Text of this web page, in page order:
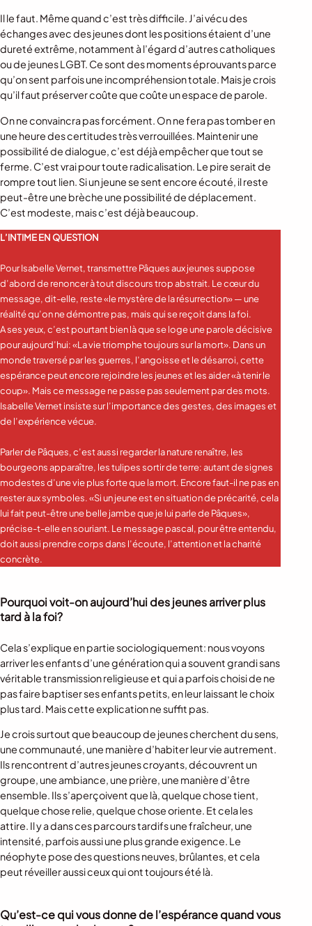
Il le faut. Même quand c’est très difficile. J’ai vécu des
échanges avec des jeunes dont les positions étaient d’une
dureté extrême, notamment à l’égard d’autres catholiques
ou de jeunes LGBT. Ce sont des moments éprouvants parce
qu’on sent parfois une incompréhension totale. Mais je crois
qu’il faut préserver coûte que coûte un espace de parole.
On ne convaincra pas forcément. On ne fera pas tomber en
une heure des certitudes très verrouillées. Maintenir une
possibilité de dialogue, c’est déjà empêcher que tout se
ferme. C’est vrai pour toute radicalisation. Le pire serait de
rompre tout lien. Si un jeune se sent encore écouté, il reste
peut-être une brèche une possibilité de déplacement.
C’est modeste, mais c’est déjà beaucoup.
L’INTIME EN QUESTION
Pour Isabelle Vernet, transmettre Pâques aux jeunes suppose
d’abord de renoncer à tout discours trop abstrait. Le cœur du
message, dit-elle, reste «le mystère de la résurrection» — une
réalité qu’on ne démontre pas, mais qui se reçoit dans la foi.
A ses yeux, c’est pourtant bien là que se loge une parole décisive
pour aujourd’hui: «La vie triomphe toujours sur la mort». Dans un
monde traversé par les guerres, l’angoisse et le désarroi, cette
espérance peut encore rejoindre les jeunes et les aider «à tenir le
coup». Mais ce message ne passe pas seulement par des mots.
Isabelle Vernet insiste sur l’importance des gestes, des images et
de l’expérience vécue.
Parler de Pâques, c’est aussi regarder la nature renaître, les
bourgeons apparaître, les tulipes sortir de terre: autant de signes
modestes d’une vie plus forte que la mort. Encore faut-il ne pas en
rester aux symboles. «Si un jeune est en situation de précarité, cela
lui fait peut-être une belle jambe que je lui parle de Pâques»,
précise-t-elle en souriant. Le message pascal, pour être entendu,
doit aussi prendre corps dans l’écoute, l’attention et la charité
concrète.
Pourquoi voit-on aujourd’hui des jeunes arriver plus
tard à la foi?
Cela s’explique en partie sociologiquement: nous voyons
arriver les enfants d’une génération qui a souvent grandi sans
véritable transmission religieuse et qui a parfois choisi de ne
pas faire baptiser ses enfants petits, en leur laissant le choix
plus tard. Mais cette explication ne suffit pas.
Je crois surtout que beaucoup de jeunes cherchent du sens,
une communauté, une manière d’habiter leur vie autrement.
Ils rencontrent d’autres jeunes croyants, découvrent un
groupe, une ambiance, une prière, une manière d’être
ensemble. Ils s’aperçoivent que là, quelque chose tient,
quelque chose relie, quelque chose oriente. Et cela les
attire. Il y a dans ces parcours tardifs une fraîcheur, une
intensité, parfois aussi une plus grande exigence. Le
néophyte pose des questions neuves, brûlantes, et cela
peut réveiller aussi ceux qui ont toujours été là.
Qu’est-ce qui vous donne de l’espérance quand vous